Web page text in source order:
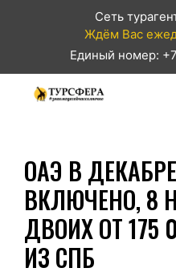
Сеть
Ждём Вас
Единый номер:
ОАЭ В
ВКЛЮЧЕНО, 8
ДВОИХ ОТ 175
ИЗ СПБ